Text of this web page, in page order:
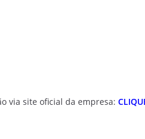
via site oficial da empresa: